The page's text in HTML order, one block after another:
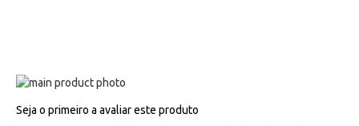
Salte
o
para
Seja o primeiro a avaliar este produto